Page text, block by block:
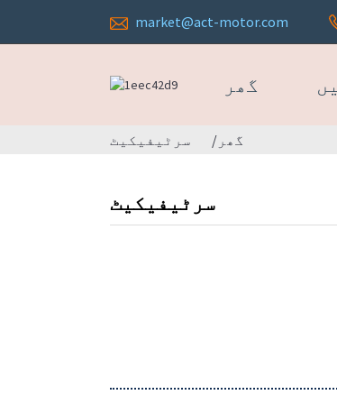
market@act-motor.com
گھر
گھر سرٹیفیکیٹ
سرٹیفیکیٹ